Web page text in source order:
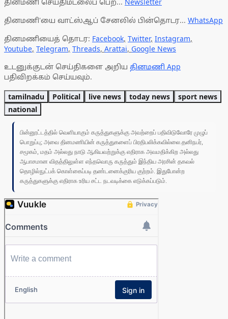
தினமணி செய்திமடலைப் பெற... Newsletter
தினமணி'யை வாட்ஸ்ஆப் சேனலில் பின்தொடர... WhatsApp
தினமணியைத் தொடர: Facebook, Twitter, Instagram,
Youtube, Telegram, Threads, Arattai, Google News
உடனுக்குடன் செய்திகளை அறிய தினமணி App
பதிவிறக்கம் செய்யவும்.
tamilnadu Political live news today news
sport news
national
பின்னூட்டத்தில் வெளியாகும் கருத்துகளுக்கு அவற்றைப் பதிவிடுவோரே முழுப்
பொறுப்பு; அவை தினமணியின் கருத்துகளைப் பிரதிபலிக்கவில்லை.தனிநபர்,
சமூகம், மதம் அல்லது நாடு ஆகியவற்றுக்கு எதிராக அவமதிக்கிற அல்லது
ஆபாசமான விதத்திலுள்ள எந்தவொரு கருத்தும் இந்திய அரசின் தகவல்
தொழில்நுட்பக் கொள்கைப்படி தண்டனைக்குரிய குற்றம். இதுபோன்ற
கருத்துகளுக்கு எதிராக உரிய சட்ட நடவடிக்கை எடுக்கப்படும்.